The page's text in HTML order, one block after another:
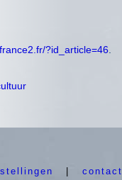
?id_article=46
contact